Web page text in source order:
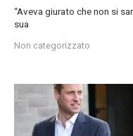
“Aveva giurato che non si
sua
Non categorizzato